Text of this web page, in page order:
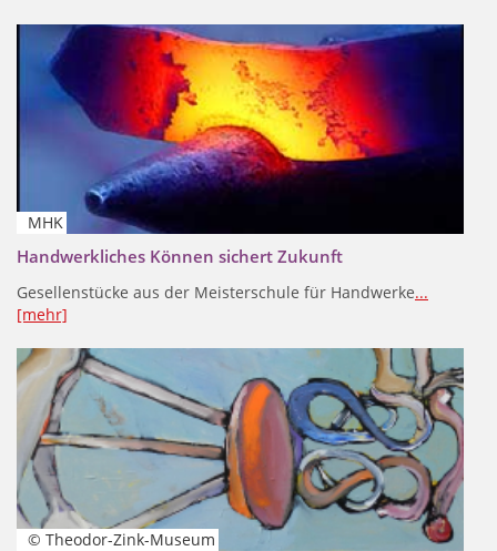
MHK
Handwerkliches Können sichert Zukunft
Gesellenstücke aus der Meisterschule für Handwerke...
[mehr]
© Theodor-Zink-Museum